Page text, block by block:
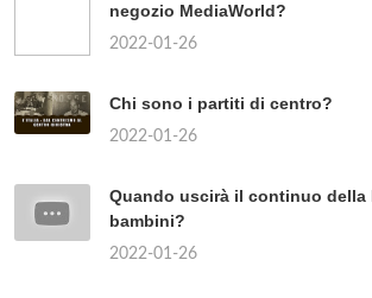
negozio MediaWorld?
2022-01-26
Chi sono i partiti di centro?
2022-01-26
Quando uscirà il continuo della
bambini?
2022-01-26